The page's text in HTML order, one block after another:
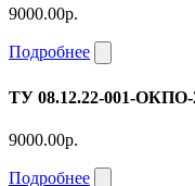
9000.00р.
Подробнее
ТУ 08.12.22-001-ОКПО-
9000.00р.
Подробнее